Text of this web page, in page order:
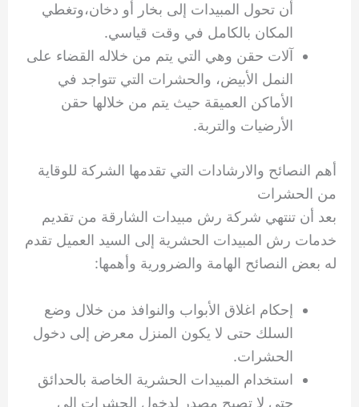
أن تحول المبيدات إلى بخار أو دخان،وتغطي
المكان بالكامل في وقت قياسي.
آلات حقن وهي التي يتم من خلاله القضاء على
النمل الأبيض، والحشرات التي تتواجد في
الأماكن العميقة حيث يتم من خلالها حقن
الأرضيات والتربة.
أهم النصائح والارشادات التي تقدمها الشركة للوقاية
من الحشرات
بعد أن تنتهي شركة رش مبيدات الشارقة من تقديم
خدمات رش المبيدات الحشرية إلى السيد العميل تقدم
له بعض النصائح الهامة والضرورية وأهمها:
إحكام اغلاق الأبواب والنوافذ من خلال وضع
السلك حتى لا يكون المنزل معرض إلى دخول
الحشرات.
استخدام المبيدات الحشرية الخاصة بالحدائق
حتى لا تصبح مصدر لدخول الحشرات إلى